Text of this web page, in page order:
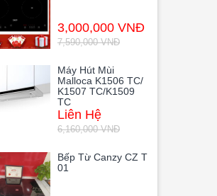
3,000,000 VNĐ
7,590,000 VNĐ
Máy Hút Mùi
Malloca K1506 TC/
K1507 TC/K1509
TC
Liên Hệ
6,160,000 VNĐ
Bếp Từ Canzy CZ T
01